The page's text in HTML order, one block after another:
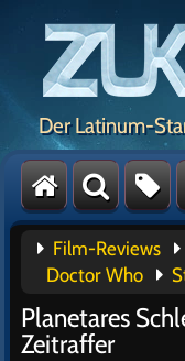
Der Latinum-
Film-Reviews
Doctor Who
Planetares
Zeitraffer